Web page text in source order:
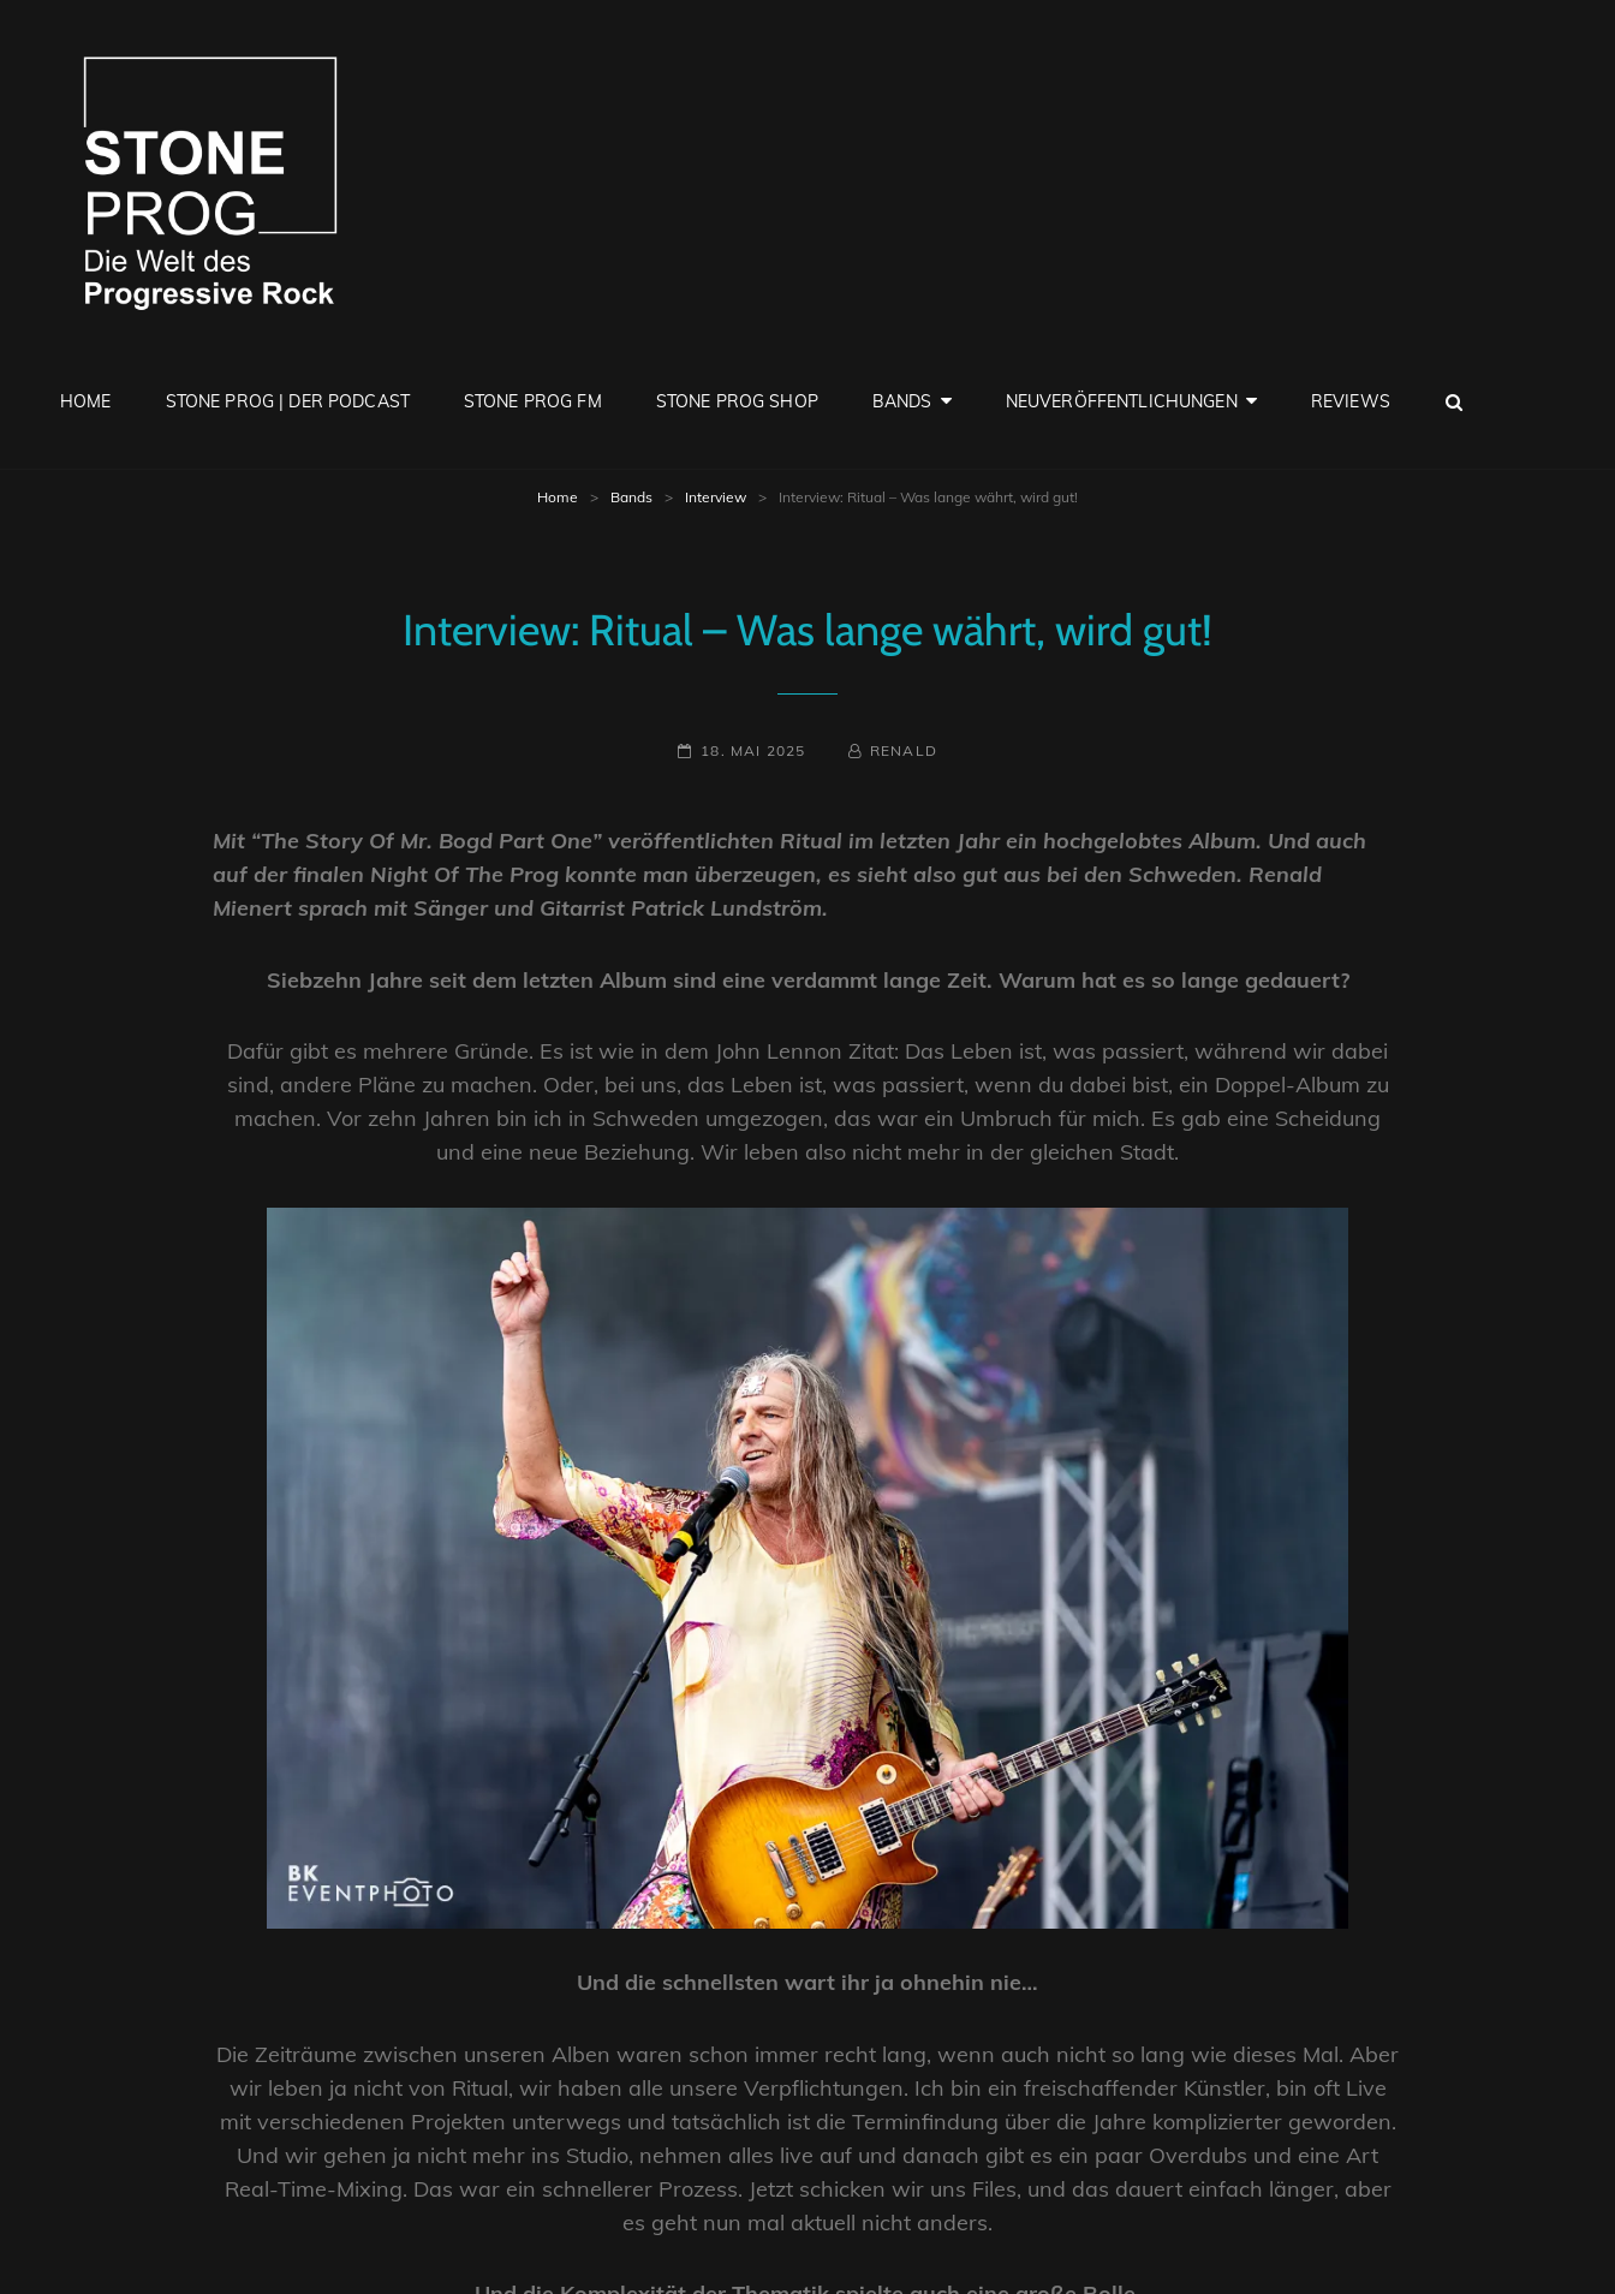
HOME STONE PROG | DER PODCAST STONE PROG FM STONE PROG SHOP BANDS NEUVERÖFFENTLICHUNGEN REVIEWS
Home > Bands > Interview > Interview: Ritual – Was lange währt, wird gut!
Interview: Ritual – Was lange währt, wird gut!
POSTED-
18. MAI 2025
BY
BYLINE
RENALD
Mit “The Story Of Mr. Bogd Part One” veröffentlichten Ritual im letzten Jahr ein hochgelobtes Album. Und auch
auf der finalen Night Of The Prog konnte man überzeugen, es sieht also gut aus bei den Schweden. Renald
Mienert sprach mit Sänger und Gitarrist Patrick Lundström.
Siebzehn Jahre seit dem letzten Album sind eine verdammt lange Zeit. Warum hat es so lange gedauert?
Dafür gibt es mehrere Gründe. Es ist wie in dem John Lennon Zitat: Das Leben ist, was passiert, während wir dabei
sind, andere Pläne zu machen. Oder, bei uns, das Leben ist, was passiert, wenn du dabei bist, ein Doppel-Album zu
machen. Vor zehn Jahren bin ich in Schweden umgezogen, das war ein Umbruch für mich. Es gab eine Scheidung
und eine neue Beziehung. Wir leben also nicht mehr in der gleichen Stadt.
Und die schnellsten wart ihr ja ohnehin nie…
Die Zeiträume zwischen unseren Alben waren schon immer recht lang, wenn auch nicht so lang wie dieses Mal. Aber
wir leben ja nicht von Ritual, wir haben alle unsere Verpflichtungen. Ich bin ein freischaffender Künstler, bin oft Live
mit verschiedenen Projekten unterwegs und tatsächlich ist die Terminfindung über die Jahre komplizierter geworden.
Und wir gehen ja nicht mehr ins Studio, nehmen alles live auf und danach gibt es ein paar Overdubs und eine Art
Real-Time-Mixing. Das war ein schnellerer Prozess. Jetzt schicken wir uns Files, und das dauert einfach länger, aber
es geht nun mal aktuell nicht anders.